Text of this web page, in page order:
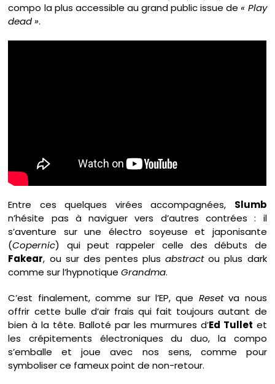
compo la plus accessible au grand public issue de« Play
dead ».
Entre ces quelques virées accompagnées, Slumb
n’hésite pas à naviguer vers d’autres contrées : il
s’aventure sur une électro soyeuse et japonisante
(Copernic) qui peut rappeler celle des débuts de
Fakear, ou sur des pentes plusabstractou plus dark
comme sur l’hypnotiqueGrandma.
C’est finalement, comme sur l’EP, que Resetva nous
offrir cette bulle d’air frais qui fait toujours autant de
bien à la tête. Balloté par les murmures d’Ed Tullet et
les crépitements électroniques du duo, la compo
s’emballe et joue avec nos sens, comme pour
symboliser ce fameux point de non-retour.